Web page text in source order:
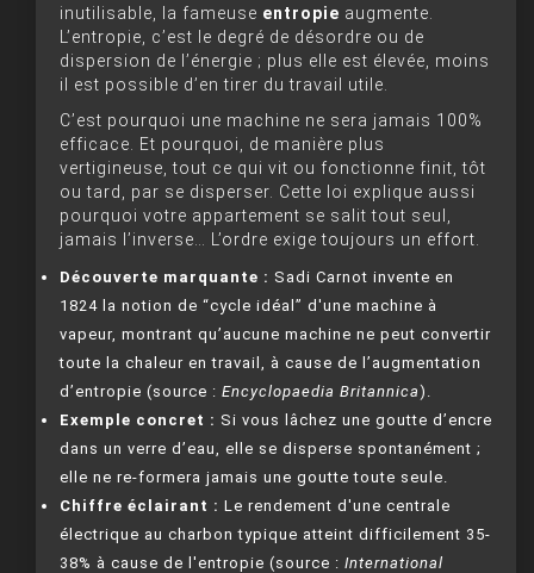
inutilisable, la fameuse entropie augmente.
L’entropie, c’est le degré de désordre ou de
dispersion de l’énergie ; plus elle est élevée, moins
il est possible d’en tirer du travail utile.
C’est pourquoi une machine ne sera jamais 100%
efficace. Et pourquoi, de manière plus
vertigineuse, tout ce qui vit ou fonctionne finit, tôt
ou tard, par se disperser. Cette loi explique aussi
pourquoi votre appartement se salit tout seul,
jamais l’inverse… L’ordre exige toujours un effort.
Découverte marquante : Sadi Carnot invente en
1824 la notion de “cycle idéal” d'une machine à
vapeur, montrant qu’aucune machine ne peut convertir
toute la chaleur en travail, à cause de l’augmentation
d’entropie (source : Encyclopaedia Britannica).
Exemple concret : Si vous lâchez une goutte d’encre
dans un verre d’eau, elle se disperse spontanément ;
elle ne re-formera jamais une goutte toute seule.
Chiffre éclairant : Le rendement d'une centrale
électrique au charbon typique atteint difficilement 35-
38% à cause de l'entropie (source : International